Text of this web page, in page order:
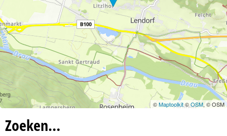
©Maptoolkit©OSM, © OSM
Zoeken…